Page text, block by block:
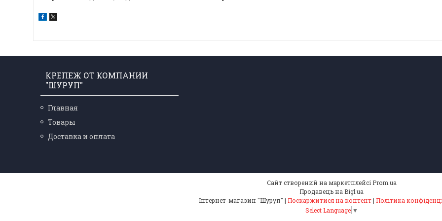
КРЕПЕЖ ОТ КОМПАНИИ
"ШУРУП"
Главная
Товары
Доставка и оплата
Сайт створений на маркетплейсі Prom.ua
Продавець на Bigl.ua
Інтернет-магазин "Шуруп" | Поскаржитися на контент| Політика
Select Language ▼